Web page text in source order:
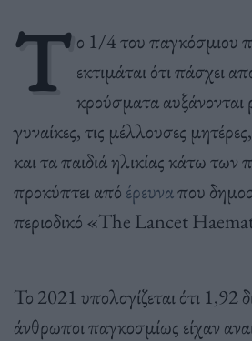
Τ ο 1/4 του παγκόσμιου
εκτιμάται ότι πάσχει
κρούσματα αυξάνονται
γυναίκες, τις μέλλουσες
και τα παιδιά ηλικίας κάτω των
προκύπτει από έρευναπου
περιοδικό «The Lancet
Το 2021 υπολογίζεται ότι 1,92
άνθρωποι παγκοσμίως είχαν